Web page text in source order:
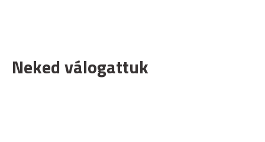
Neked válogattuk